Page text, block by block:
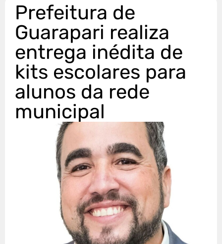
Prefeitura de
Guarapari realiza
entrega inédita de
kits escolares para
alunos da rede
municipal